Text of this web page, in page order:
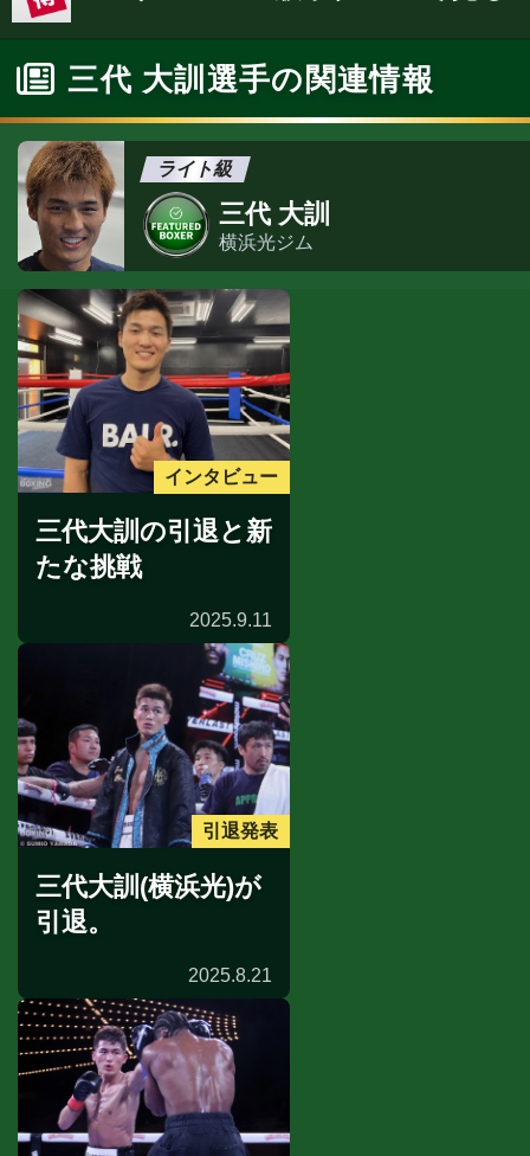
三代 大訓選手の関連情報
ライト級
三代 大訓
横浜光ジム
インタビュー
三代大訓の引退と新
たな挑戦
2025.9.11
引退発表
三代大訓(横浜光)が
引退。
2025.8.21